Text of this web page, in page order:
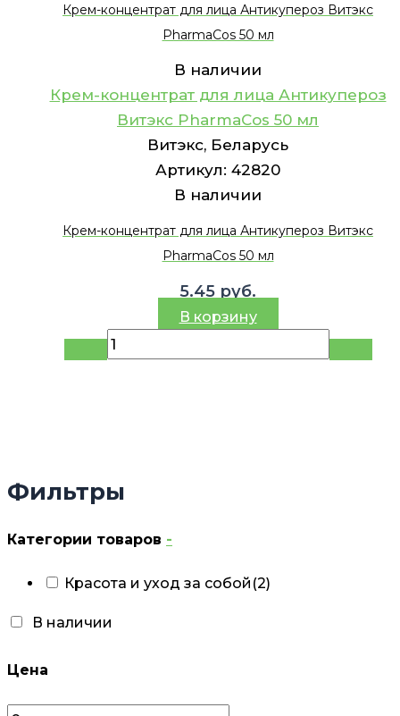
Фильтры
Категории товаров -
Красота и уход за собой (2)
В наличии
Цена
Крем-концентрат для лица Антикупероз Витэкс
PharmaCos 50 мл
В наличии
Крем-концентрат для лица Антикупероз
Витэкс PharmaCos 50 мл
Витэкс, Беларусь
Артикул: 42820
В наличии
Крем-концентрат для лица Антикупероз Витэкс
PharmaCos 50 мл
5.45 руб.
В корзину